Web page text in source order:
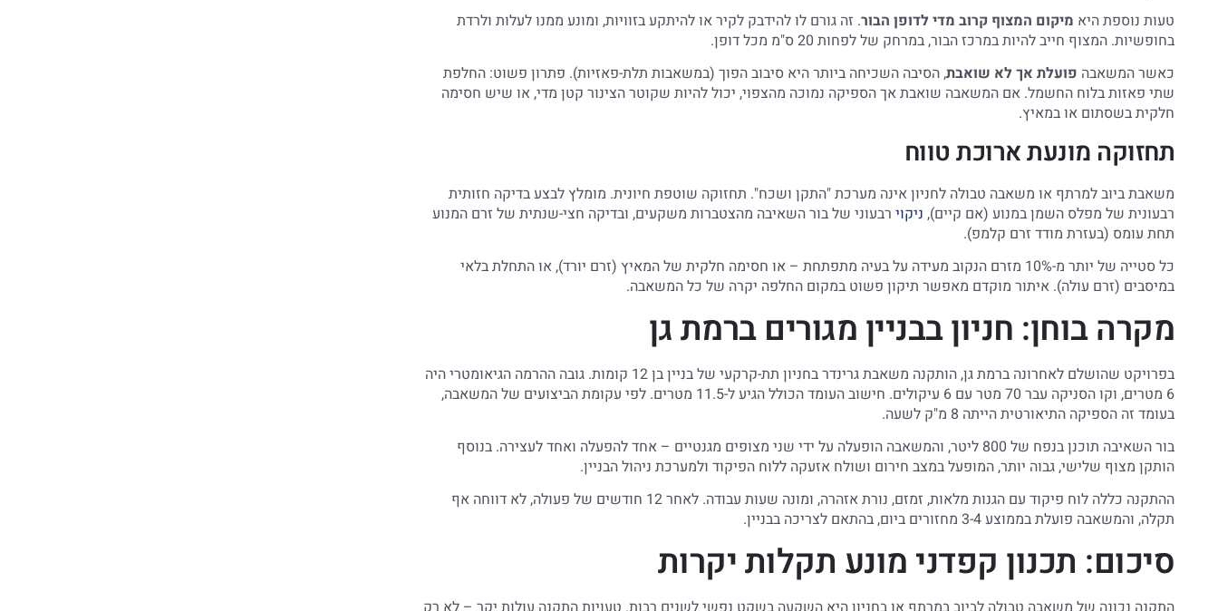
טעות נוספת היא מיקום המצוף קרוב מדי לדופן הבור. זה גורם לו להידבק לקיר או להיתקע בזוויות, ומונע ממנו לעלות ולרדת
בחופשיות. המצוף חייב להיות במרכז הבור, במרחק של לפחות 20 ס"מ מכל דופן.
כאשר המשאבה פועלת אך לא שואבת, הסיבה השכיחה ביותר היא סיבוב הפוך (במשאבות תלת-פאזיות). פתרון פשוט: החלפת
שתי פאזות בלוח החשמל. אם המשאבה שואבת אך הספיקה נמוכה מהצפוי, יכול להיות שקוטר הצינור קטן מדי, או שיש חסימה
חלקית בשסתום או במאיץ.
תחזוקה מונעת ארוכת טווח
משאבת ביוב למרתף או משאבה טבולה לחניון אינה מערכת "התקן ושכח". תחזוקה שוטפת חיונית. מומלץ לבצע בדיקה חזותית
רבעונית של מפלס השמן במנוע (אם קיים), ניקוי רבעוני של בור השאיבה מהצטברות משקעים, ובדיקה חצי-שנתית של זרם המנוע
תחת עומס (בעזרת מודד זרם קלמפ).
כל סטייה של יותר מ-10% מזרם הנקוב מעידה על בעיה מתפתחת – או חסימה חלקית של המאיץ (זרם יורד), או התחלת בלאי
במיסבים (זרם עולה). איתור מוקדם מאפשר תיקון פשוט במקום החלפה יקרה של כל המשאבה.
מקרה בוחן: חניון בבניין מגורים ברמת גן
בפרויקט שהושלם לאחרונה ברמת גן, הותקנה משאבת גרינדר בחניון תת-קרקעי של בניין בן 12 קומות. גובה ההרמה הגיאומטרי היה
6 מטרים, וקו הסניקה עבר 70 מטר עם 6 עיקולים. חישוב העומד הכולל הגיע ל-11.5 מטרים. לפי עקומת הביצועים של המשאבה,
בעומד זה הספיקה התיאורטית הייתה 8 מ"ק לשעה.
בור השאיבה תוכנן בנפח של 800 ליטר, והמשאבה הופעלה על ידי שני מצופים מגנטיים – אחד להפעלה ואחד לעצירה. בנוסף
הותקן מצוף שלישי, גבוה יותר, המופעל במצב חירום ושולח אזעקה ללוח הפיקוד ולמערכת ניהול הבניין.
ההתקנה כללה לוח פיקוד עם הגנות מלאות, זמזם, נורת אזהרה, ומונה שעות עבודה. לאחר 12 חודשים של פעולה, לא דווחה אף
תקלה, והמשאבה פועלת בממוצע 3-4 מחזורים ביום, בהתאם לצריכה בבניין.
סיכום: תכנון קפדני מונע תקלות יקרות